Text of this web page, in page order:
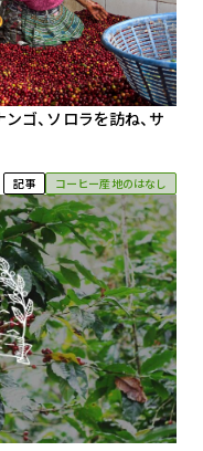
ゴ、ソロラを訪ね、サ
記事 コーヒー産地のはなし